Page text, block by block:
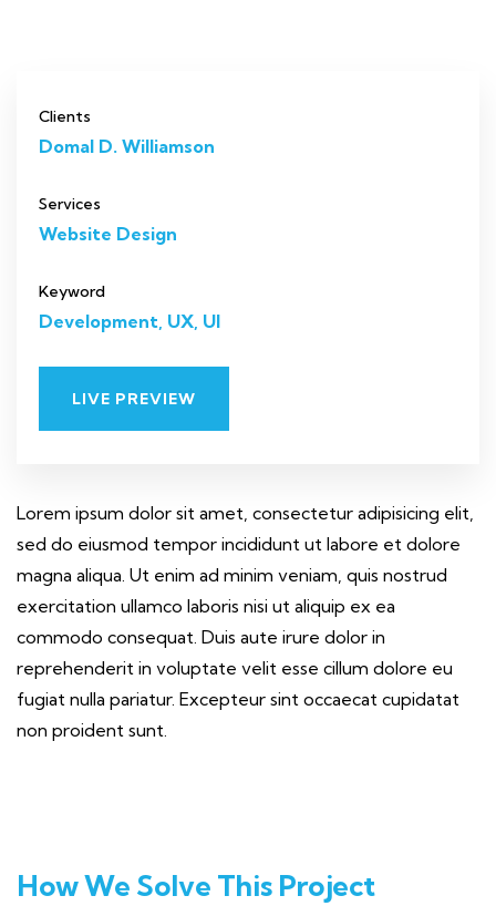
Clients
Domal D. Williamson
Services
Website Design
Keyword
Development, UX, UI
LIVE PREVIEW
Lorem ipsum dolor sit amet, consectetur adipisicing elit,
sed do eiusmod tempor incididunt ut labore et dolore
magna aliqua. Ut enim ad minim veniam, quis nostrud
exercitation ullamco laboris nisi ut aliquip ex ea
commodo consequat. Duis aute irure dolor in
reprehenderit in voluptate velit esse cillum dolore eu
fugiat nulla pariatur. Excepteur sint occaecat cupidatat
non proident sunt.
How We Solve This Project